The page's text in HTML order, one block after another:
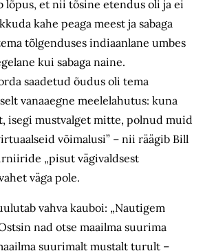
lõpus, et nii tõsine etendus oli ja ei
kahe peaga meest ja sabaga
tõlgenduses indiaanlane umbes
kui sabaga naine.
saadetud õudus oli tema
vanaaegne meelelahutus: kuna
isegi mustvalget mitte, polnud muid
võimalusi” – nii räägib Bill
„pisut vägivaldsest
väga pole.
vahva kauboi: „Nautigem
nad otse maailma suurima
suurimalt mustalt turult –